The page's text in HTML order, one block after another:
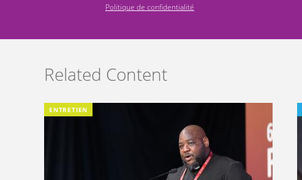
Politique de confidentialité
Related Content
ENTRETIEN